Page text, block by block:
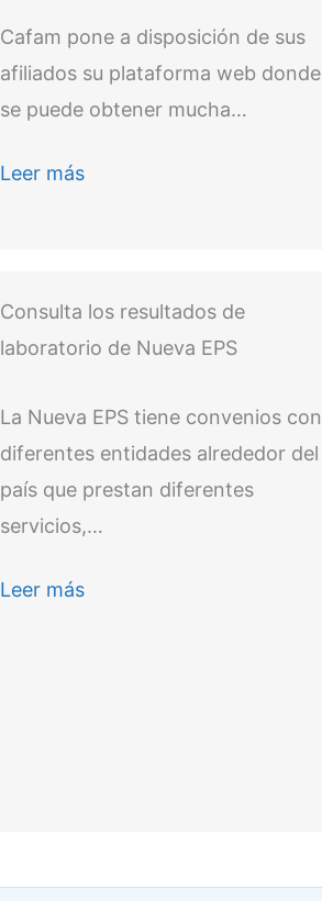
Cafam pone a disposición de sus
afiliados su plataforma web donde
se puede obtener mucha…
Leer más
Consulta los resultados de
laboratorio de Nueva EPS
La Nueva EPS tiene convenios con
diferentes entidades alrededor del
país que prestan diferentes
servicios,…
Leer más